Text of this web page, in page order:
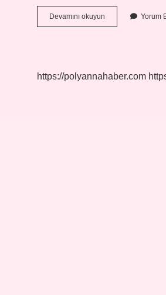
Devamını okuyun
Muayenesi
Yorum
https://polyannahaber.com